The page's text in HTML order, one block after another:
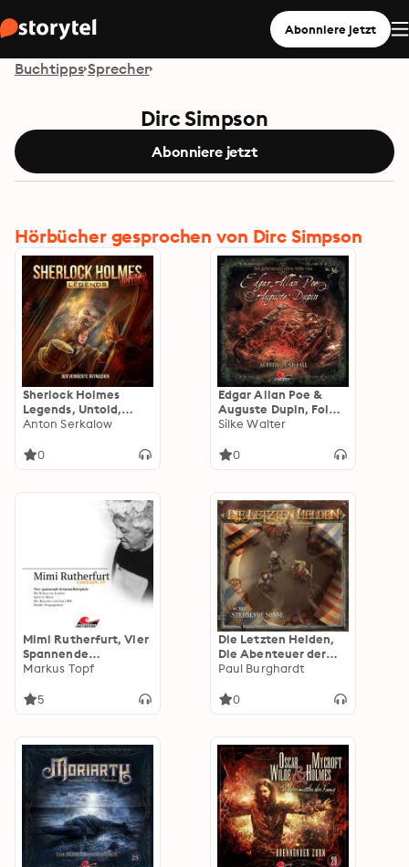
Abonniere jetzt
Buchtipps Sprecher
Dirc Simpson
Abonniere jetzt
Hörbücher gesprochen von Dirc Simpson
Sherlock Holmes
Legends, Untold,
Folge 30: Der
(Ungekürzt)
Anton Serkalow
0
Edgar Allan Poe &
Auguste Dupin, Folge
36: Aufstieg und Fall
Silke Walter
0
Mimi Rutherfurt, Vier
Spannende
Kriminalhörspiele -
Edition 15
Markus Topf
5
Die Letzten Helden,
Die Abenteuer der
Letzten Helden, Folge
Sonne (Ungekürzt)
Paul Burghardt
0